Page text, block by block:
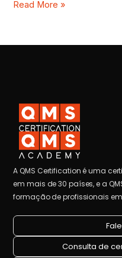
Read More »
A QMS Certification é uma
em mais de 30 países, e a
formação de profissionais
Consulta de